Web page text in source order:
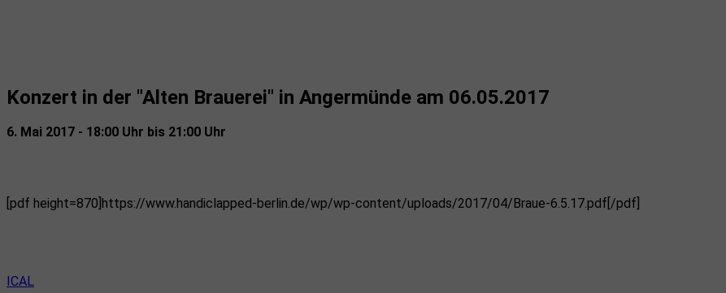
Konzert in der "Alten Brauerei" in Angermünde am 06.05.2017
6. Mai 2017 - 18:00 Uhr bis 21:00 Uhr
[pdf height=870]https://www.handiclapped-berlin.de/wp/wp-content/uploads/2017/04/Braue-6.5.17.pdf[/pdf]
ICAL